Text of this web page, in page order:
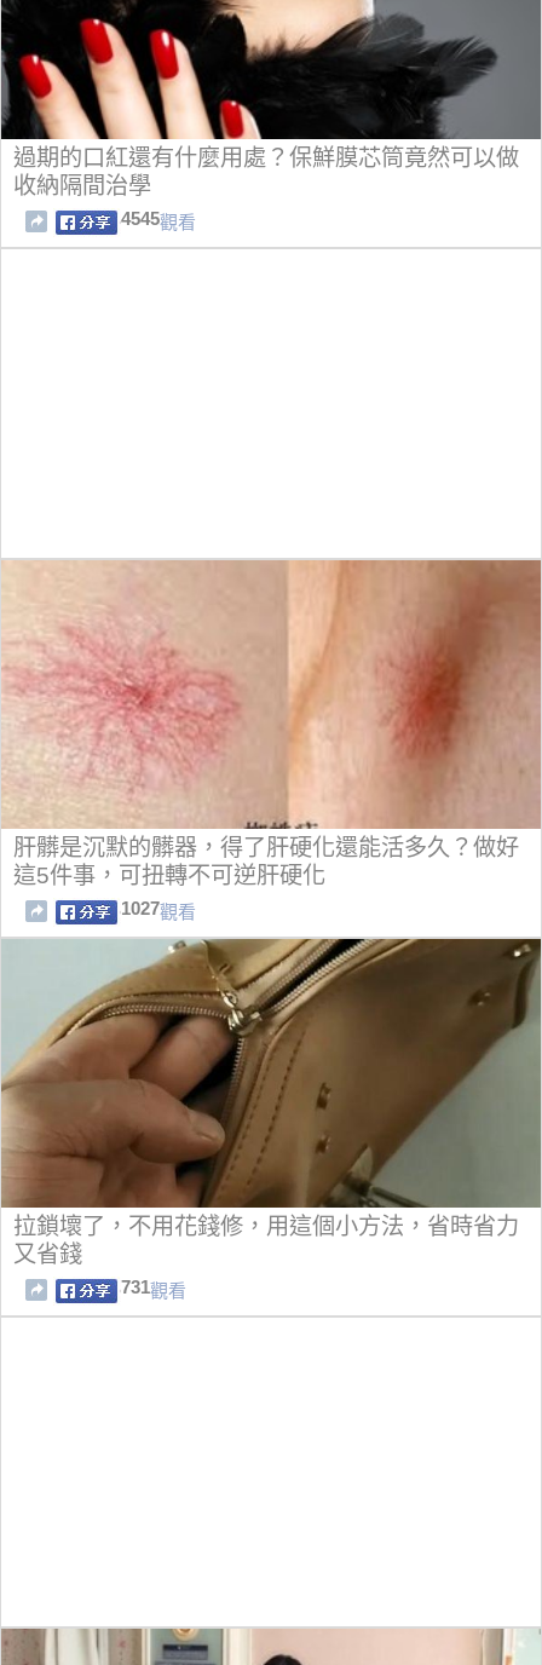
過期的口紅還有什麼用處？保鮮膜芯筒竟然可以做
收納隔間治學
4545觀看
肝髒是沉默的髒器，得了肝硬化還能活多久？做好
這5件事，可扭轉不可逆肝硬化
1027觀看
拉鎖壞了，不用花錢修，用這個小方法，省時省力
又省錢
731觀看